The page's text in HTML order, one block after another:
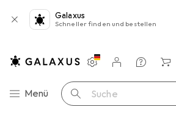
Galaxus
Schneller finden und bestellen
Navigation nach Kategorien
Menü Suche
Einstellungen
Kundenkonto
Vergleichslisten
Merklisten
Warenkorb